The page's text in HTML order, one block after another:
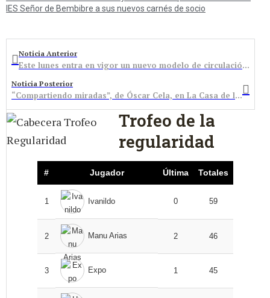
IES Señor de Bembibre a sus nuevos carnés de socio
Noticia Anterior
Este lunes entra en vigor un nuevo modelo de circulación en la plaza Santa Bárbara
Noticia Posterior
“Compartiendo miradas”, de Óscar Cela, en La Casa de las Culturas
Trofeo de la
regularidad
# Jugador Última Totales
1 Ivanildo 0 59
2 Manu Arias 2 46
3 Expo 1 45